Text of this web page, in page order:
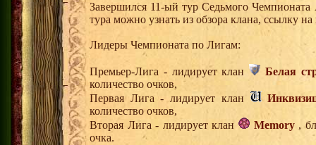
Завершился 11-ый тур Седьмого
тура можно узнать из обзора клана, ссылку
Лидеры Чемпионата по Лигам:
Премьер-Лига - лидирует клан
Белая
количество очков,
Первая Лига - лидирует клан
количество очков,
Вторая Лига - лидирует клан
Memory,
очка.